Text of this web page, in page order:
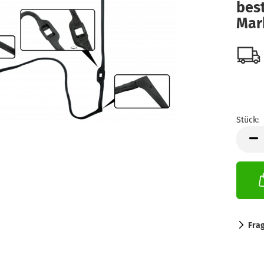
Stück:
Stück